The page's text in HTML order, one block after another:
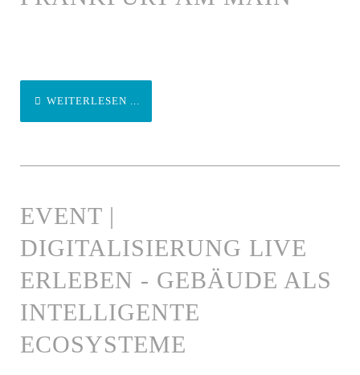
WEITERLESEN ...
EVENT |
DIGITALISIERUNG LIVE
ERLEBEN - GEBÄUDE ALS
INTELLIGENTE
ECOSYSTEME